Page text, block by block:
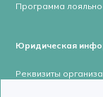
Программа
Юридическая
Реквизиты